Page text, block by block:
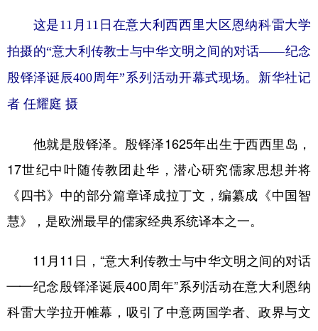
山东 河南 湖北 湖南
新疆 内蒙古 黑龙江
Русский язык 日本語 한국어
这是11月11日在意大利西西里大区恩纳科雷大学
拍摄的“意大利传教士与中华文明之间的对话——纪念
殷铎泽诞辰400周年”系列活动开幕式现场。 新华社记
者 任耀庭 摄
他就是殷铎泽。殷铎泽1625年出生于西西里岛，
17世纪中叶随传教团赴华，潜心研究儒家思想并将
《四书》中的部分篇章译成拉丁文，编纂成《中国智
慧》，是欧洲最早的儒家经典系统译本之一。
11月11日，“意大利传教士与中华文明之间的对话
——纪念殷铎泽诞辰400周年”系列活动在意大利恩纳
科雷大学拉开帷幕，吸引了中意两国学者、政界与文